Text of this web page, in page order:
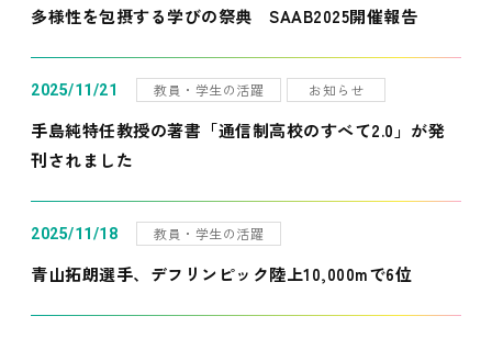
多様性を包摂する学びの祭典 SAAB2025開催報告
2025/11/21 教員・学生の活躍 お知らせ
手島純特任教授の著書「通信制高校のすべて2.0」が発
刊されました
2025/11/18 教員・学生の活躍
青山拓朗選手、デフリンピック陸上10,000mで6位